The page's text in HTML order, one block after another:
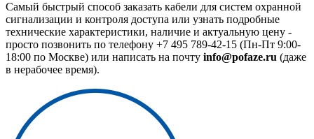
Самый быстрый способ заказать кабели для систем охранной
сигнализации и контроля доступа или узнать подробные
технические характеристики, наличие и актуальную цену -
просто позвонить по телефону +7 495 789-42-15 (Пн-Пт 9:00-
18:00 по Москве) или написать на почту info@pofaze.ru (даже
в нерабочее время).